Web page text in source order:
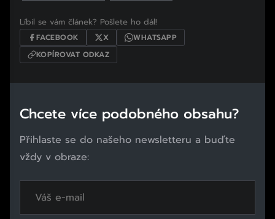
Líbil se vám článek? Pošlete ho dál!
FACEBOOK X
WHATSAPP
KOPÍROVAT ODKAZ
Chcete více podobného obsahu?
Přihlaste se do našeho newsletteru a buďte
vždy v obraze: